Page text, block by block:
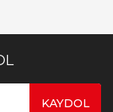
KAYDOL